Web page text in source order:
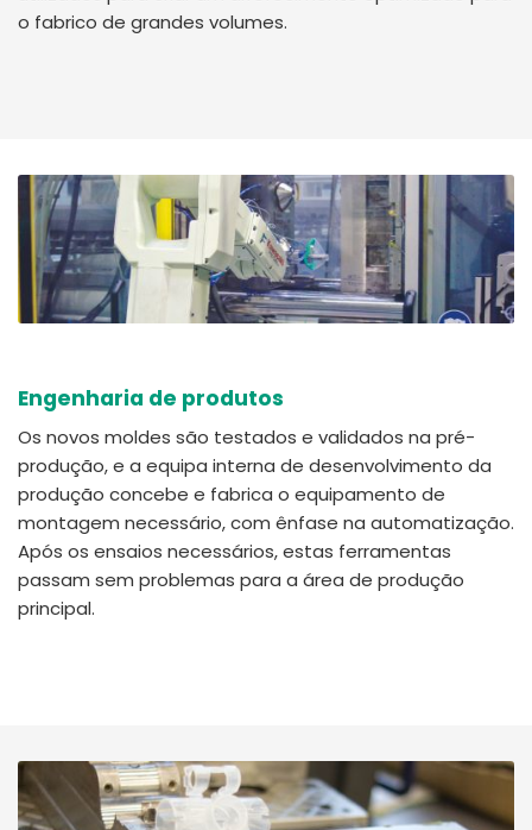
o fabrico de grandes volumes.
Engenharia de produtos
Os novos moldes são testados e validados na pré-
produção, e a equipa interna de desenvolvimento da
produção concebe e fabrica o equipamento de
montagem necessário, com ênfase na automatização.
Após os ensaios necessários, estas ferramentas
passam sem problemas para a área de produção
principal.